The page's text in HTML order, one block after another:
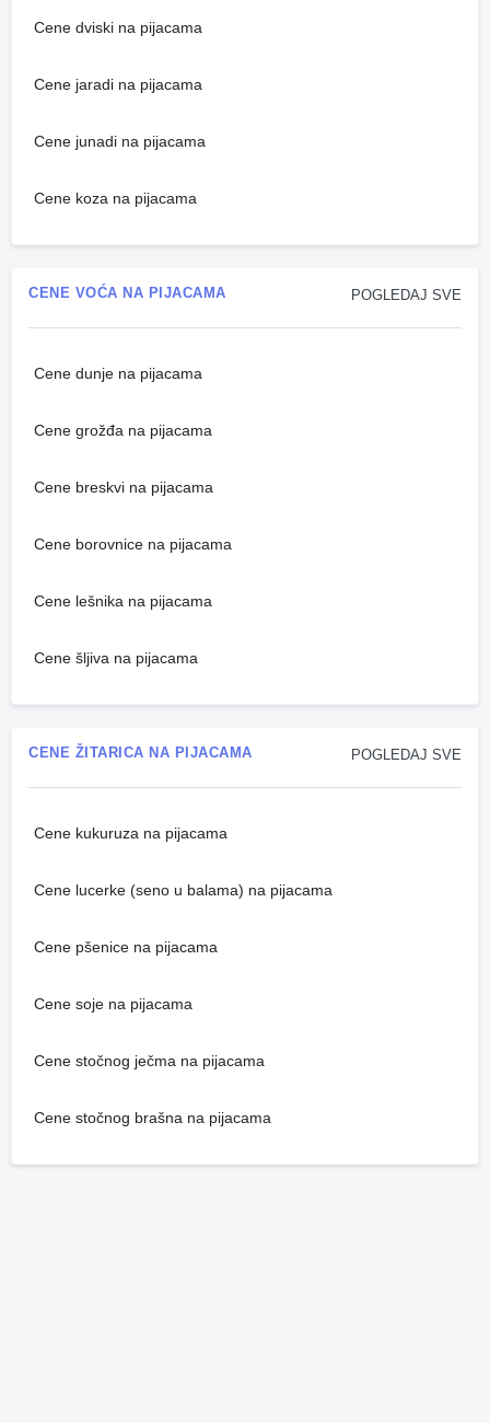
Cene dviski na pijacama
Cene jaradi na pijacama
Cene junadi na pijacama
Cene koza na pijacama
POGLEDAJ SVE
CENE VOĆA NA PIJACAMA
Cene dunje na pijacama
Cene grožđa na pijacama
Cene breskvi na pijacama
Cene borovnice na pijacama
Cene lešnika na pijacama
Cene šljiva na pijacama
POGLEDAJ SVE
CENE ŽITARICA NA PIJACAMA
Cene kukuruza na pijacama
Cene lucerke (seno u balama) na pijacama
Cene pšenice na pijacama
Cene soje na pijacama
Cene stočnog ječma na pijacama
Cene stočnog brašna na pijacama